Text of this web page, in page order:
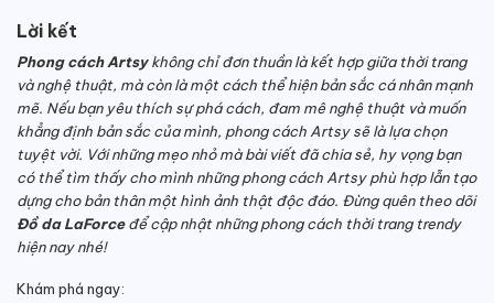
Lời kết
Phong cách Artsykhông chỉ đơn thuần là kết hợp giữa thời trang
và nghệ thuật, mà còn là một cách thể hiện bản sắc cá nhân mạnh
mẽ. Nếu bạn yêu thích sự phá cách, đam mê nghệ thuật và muốn
khẳng định bản sắc của mình, phong cách Artsy sẽ là lựa chọn
tuyệt vời. Với những mẹo nhỏ mà bài viết đã chia sẻ, hy vọng bạn
có thể tìm thấy cho mình những phong cách Artsy phù hợp lẫn tạo
dựng cho bản thân một hình ảnh thật độc đáo. Đừng quên theo dõi
Đồ da LaForceđể cập nhật những phong cách thời trang trendy
hiện nay nhé!
Khám phá ngay: